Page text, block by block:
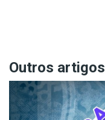
Outros artigos